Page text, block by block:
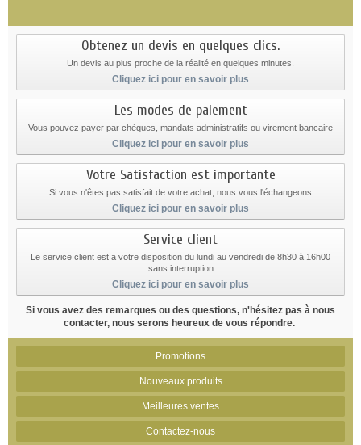
Obtenez un devis en quelques clics.
Un devis au plus proche de la réalité en quelques minutes.
Cliquez ici pour en savoir plus
Les modes de paiement
Vous pouvez payer par chèques, mandats administratifs ou virement bancaire
Cliquez ici pour en savoir plus
Votre Satisfaction est importante
Si vous n'êtes pas satisfait de votre achat, nous vous l'échangeons
Cliquez ici pour en savoir plus
Service client
Le service client est a votre disposition du lundi au vendredi de 8h30 à 16h00
sans interruption
Cliquez ici pour en savoir plus
Si vous avez des remarques ou des questions, n'hésitez pas à nous
contacter, nous serons heureux de vous répondre.
Promotions
Nouveaux produits
Meilleures ventes
Contactez-nous